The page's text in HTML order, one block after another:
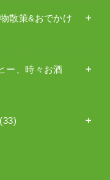
散策&おでかけ
ー、時々お酒
(33)